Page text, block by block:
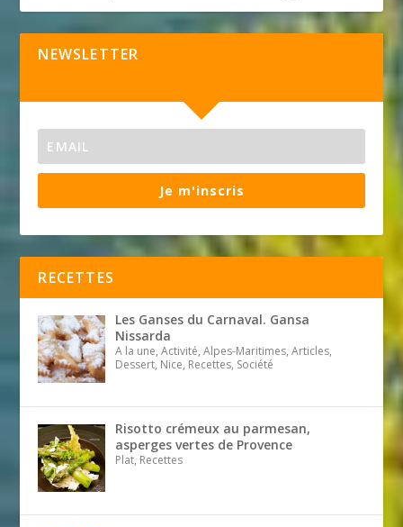
NEWSLETTER
Je m'inscris
RECETTES
Les Ganses du Carnaval. Gansa
Nissarda
A la une, Activité, Alpes-Maritimes, Articles,
Dessert, Nice, Recettes, Société
Risotto crémeux au parmesan,
asperges vertes de Provence
Plat, Recettes